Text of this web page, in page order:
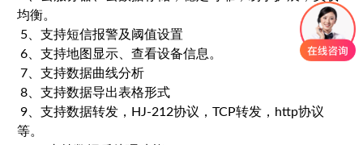
均衡。
5、支持短信报警及阈值设置
6、支持地图显示、查看设备信息。
7、支持数据曲线分析
8、支持数据导出表格形式
9、支持数据转发，HJ-212协议，TCP转发，http协议
等。